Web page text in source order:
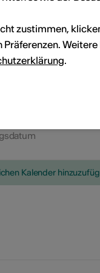
18 19 20
25 26
Kalender
zustimmen,
Präferenzen.
.